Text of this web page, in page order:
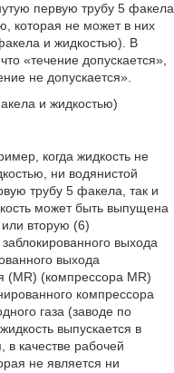
первую трубу 5 факела
которая не может в них
и жидкостью). В
«течение допускается»,
не допускается».
и жидкостью)
когда жидкость не
ни водянистой
трубу 5 факела, так и
может быть выпущена
вторую (6)
выхода
выхода
(MR) (компрессора MR)
компрессора
газа (заводе по
выпускается в
в качестве рабочей
не является ни